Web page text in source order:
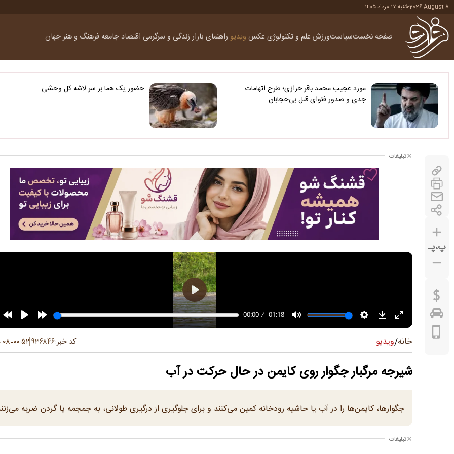
2026 August 8
-شنبه ۱۷ مرداد ۱۴۰۵
صفحه نخستسیاستورزش علم و تکنولوژی عکس ویدیو راهنمای بازارزندگی و سرگرمی اقتصاد جامعهفرهنگ و هنرجهان
مورد عجیب محمد باقر خرازی؛ طرح اتهامات
جدی و صدور فتوای قتل بی‌حجابان
حضور یک هما بر سر لاشه‌ کل وحشی
پ،پـ
تبلیغات
خانه/ویدیو کد خبر:۹۳۶۸۴۶۰۰:۵۲-۰۸ دی ۱۴۰۴
شیرجه مرگبار جگوار روی کایمن در حال حرکت در آب
جگوارها، کایمن‌ها را در آب یا حاشیه رودخانه کمین می‌کنند و برای جلوگیری از درگیری طولانی، به جمجمه یا گردن ضربه
تبلیغات